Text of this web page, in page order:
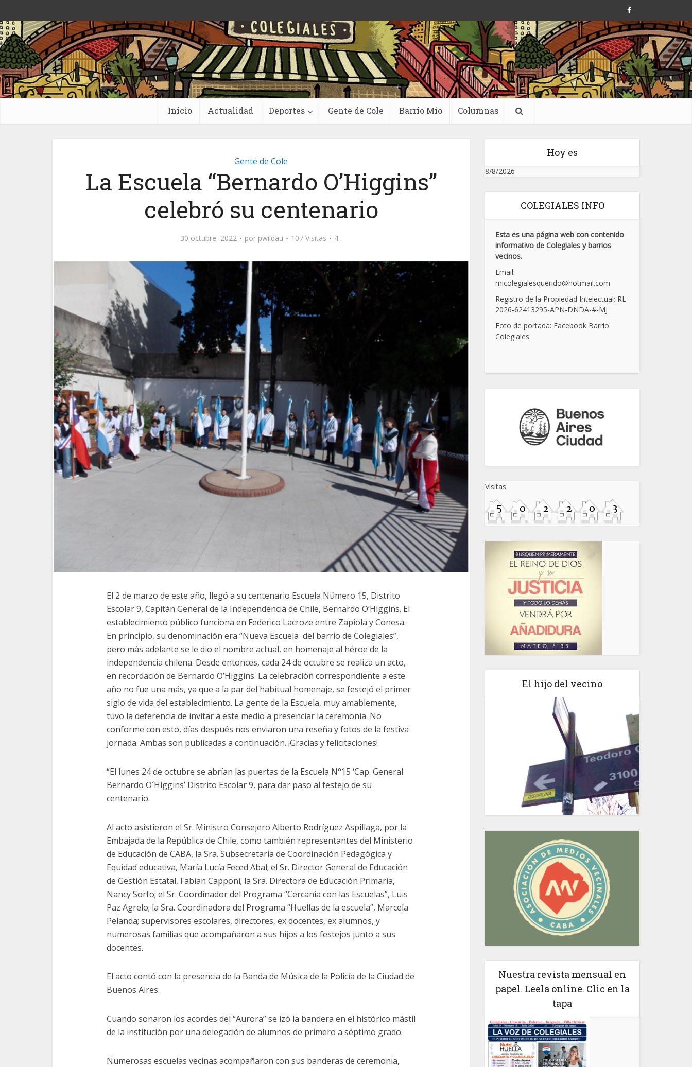
Inicio Actualidad Deportes Gente de Cole Barrio Mío Columnas
Gente de Cole
La Escuela “Bernardo O’Higgins”
celebró su centenario
30 octubre, 2022 por pwildau 107 Visitas 4 .
El 2 de marzo de este año, llegó a su centenario Escuela Número 15, Distrito
Escolar 9, Capitán General de la Independencia de Chile, Bernardo O’Higgins. El
establecimiento público funciona en Federico Lacroze entre Zapiola y Conesa.
En principio, su denominación era “Nueva Escuela del barrio de Colegiales”,
pero más adelante se le dio el nombre actual, en homenaje al héroe de la
independencia chilena. Desde entonces, cada 24 de octubre se realiza un acto,
en recordación de Bernardo O’Higgins. La celebración correspondiente a este
año no fue una más, ya que a la par del habitual homenaje, se festejó el primer
siglo de vida del establecimiento. La gente de la Escuela, muy amablemente,
tuvo la deferencia de invitar a este medio a presenciar la ceremonia. No
conforme con esto, días después nos enviaron una reseña y fotos de la festiva
jornada. Ambas son publicadas a continuación. ¡Gracias y felicitaciones!
“El lunes 24 de octubre se abrían las puertas de la Escuela N°15 ‘Cap. General
Bernardo O´Higgins’ Distrito Escolar 9, para dar paso al festejo de su
centenario.
Al acto asistieron el Sr. Ministro Consejero Alberto Rodríguez Aspillaga, por la
Embajada de la República de Chile, como también representantes del Ministerio
de Educación de CABA, la Sra. Subsecretaria de Coordinación Pedagógica y
Equidad educativa, María Lucía Feced Abal; el Sr. Director General de Educación
de Gestión Estatal, Fabian Capponi; la Sra. Directora de Educación Primaria,
Nancy Sorfo; el Sr. Coordinador del Programa “Cercanía con las Escuelas”, Luis
Paz Agrelo; la Sra. Coordinadora del Programa “Huellas de la escuela”, Marcela
Pelanda; supervisores escolares, directores, ex docentes, ex alumnos, y
numerosas familias que acompañaron a sus hijos a los festejos junto a sus
docentes.
El acto contó con la presencia de la Banda de Música de la Policía de la Ciudad de
Buenos Aires.
Cuando sonaron los acordes del “Aurora” se izó la bandera en el histórico mástil
de la institución por una delegación de alumnos de primero a séptimo grado.
Numerosas escuelas vecinas acompañaron con sus banderas de ceremonia,
Hoy es
8/8/2026
COLEGIALES INFO
Esta es una página web con contenido
informativo de Colegiales y barrios
vecinos.
Email:
micolegialesquerido@hotmail.com
Registro de la Propiedad Intelectual: RL-
2026-62413295-APN-DNDA-#-MJ
Foto de portada: Facebook Barrio
Colegiales.
Visitas
El hijo del vecino
Nuestra revista mensual en
papel. Leela online. Clic en la
tapa